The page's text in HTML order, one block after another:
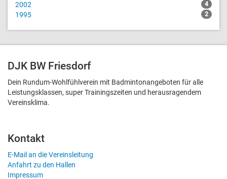
2002 4
1995 2
DJK BW Friesdorf
Dein Rundum-Wohlfühlverein mit Badmintonangeboten für alle
Leistungsklassen, super Trainingszeiten und heraus­ragendem
Vereinsklima.
Kontakt
E-Mail an die Vereinsleitung
Anfahrt zu den Hallen
Impressum